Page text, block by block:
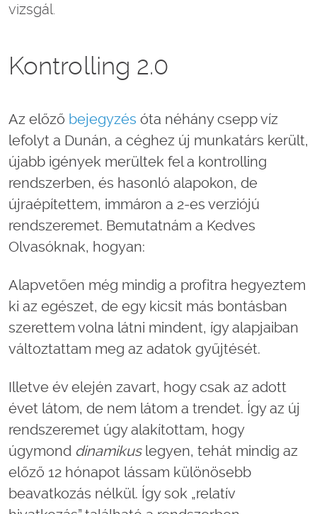
vizsgál.
Kontrolling 2.0
Az előző bejegyzés óta néhány csepp víz
lefolyt a Dunán, a céghez új munkatárs került,
újabb igények merültek fel a kontrolling
rendszerben, és hasonló alapokon, de
újraépítettem, immáron a 2-es verziójú
rendszeremet. Bemutatnám a Kedves
Olvasóknak, hogyan:
Alapvetően még mindig a profitra hegyeztem
ki az egészet, de egy kicsit más bontásban
szerettem volna látni mindent, így alapjaiban
változtattam meg az adatok gyűjtését.
Illetve év elején zavart, hogy csak az adott
évet látom, de nem látom a trendet. Így az új
rendszeremet úgy alakítottam, hogy
úgymond dinamikuslegyen, tehát mindig az
előző 12 hónapot lássam különösebb
beavatkozás nélkül. Így sok „relatív